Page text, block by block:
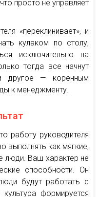
просто не управляет
«переклинивает», и
кулаком по столу,
исключительно на
тогда все начнут
другое — коренным
к менеджменту.
работу руководителя
выполнять как мягкие,
люди. Ваш характер не
способности. Он
будут работать с
формируется